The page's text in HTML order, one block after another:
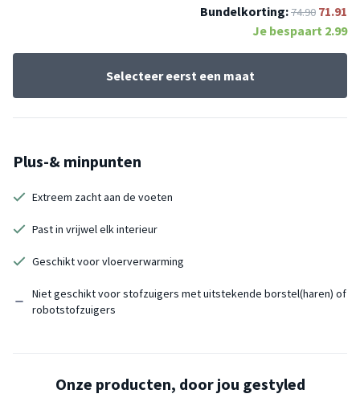
Bundelkorting:74.90 71.91
Je bespaart 2.99
Selecteer eerst een maat
Plus-& minpunten
Extreem zacht aan de voeten
Past in vrijwel elk interieur
Geschikt voor vloerverwarming
Niet geschikt voor stofzuigers met uitstekende borstel(haren) of
robotstofzuigers
Onze producten, door jou gestyled